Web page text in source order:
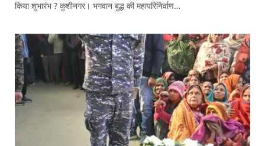
किया शुभारंभ ? कुशीनगर। भगवान बुद्ध की महापरिनिर्वाण…